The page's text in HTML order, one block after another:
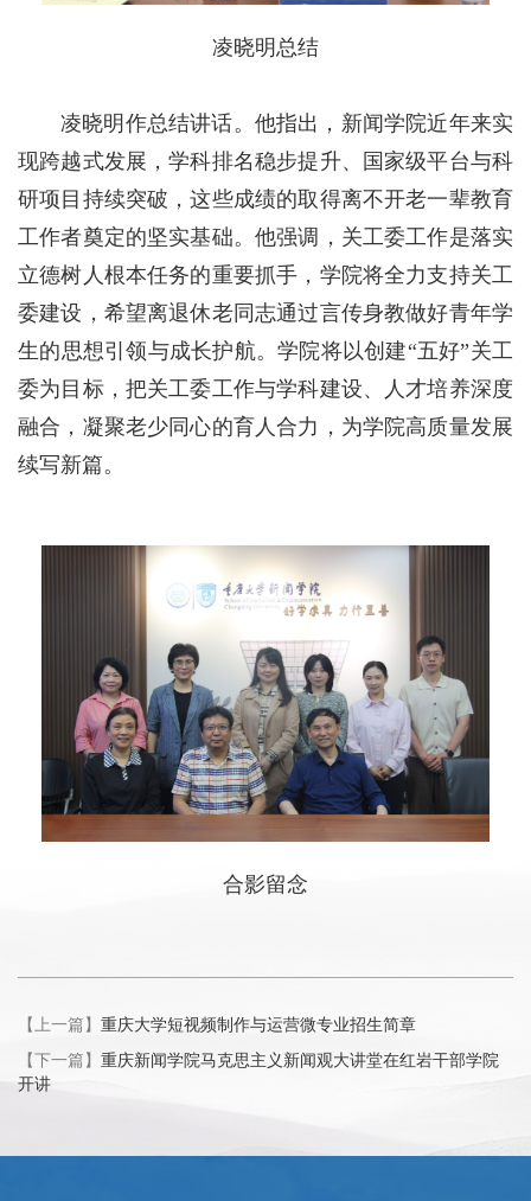
凌晓明总结
凌晓明作总结讲话。他指出，新闻学院近年来实
现跨越式发展，学科排名稳步提升、国家级平台与科
研项目持续突破，这些成绩的取得离不开老一辈教育
工作者奠定的坚实基础。他强调，关工委工作是落实
立德树人根本任务的重要抓手，学院将全力支持关工
委建设，希望离退休老同志通过言传身教做好青年学
生的思想引领与成长护航。学院将以创建“五好”关工
委为目标，把关工委工作与学科建设、人才培养深度
融合，凝聚老少同心的育人合力，为学院高质量发展
续写新篇。
合影留念
【上一篇】 重庆大学短视频制作与运营微专业招生简章
【下一篇】 重庆新闻学院马克思主义新闻观大讲堂在红岩干部学院
开讲